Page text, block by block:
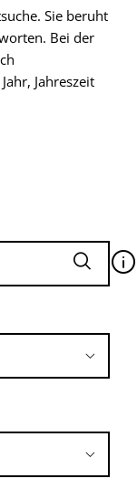
Sie beruht
Bei der
Jahreszeit
🛈